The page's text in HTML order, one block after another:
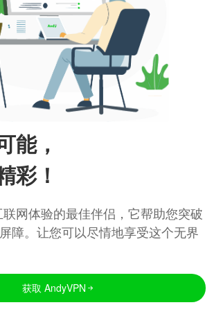
能，
彩！
网体验的最佳伴侣，它帮助您突破
障。让您可以尽情地享受这个无界
获取 AndyVPN